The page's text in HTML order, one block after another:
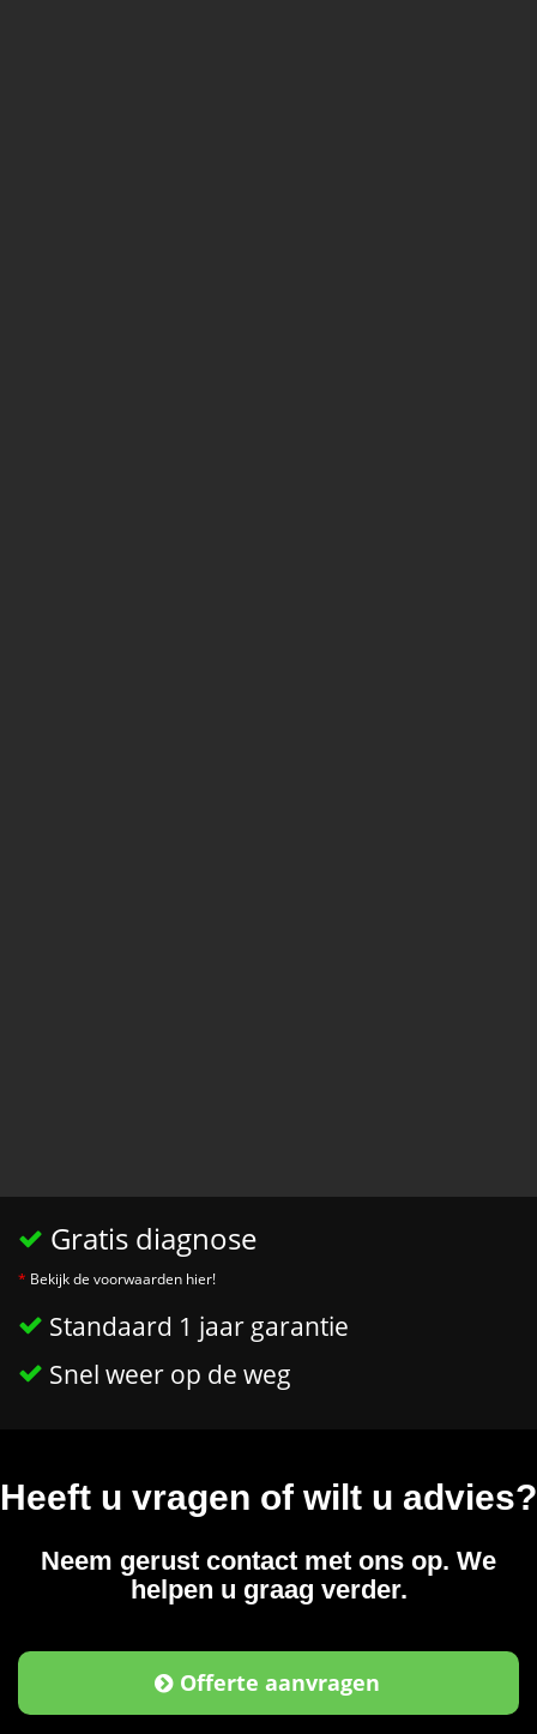
Gratis diagnose
* Bekijk de voorwaarden hier!
Standaard 1 jaar garantie
Snel weer op de weg
Heeft u vragen of wilt u advies?
Neem gerust contact met ons op. We
helpen u graag verder.
Offerte aanvragen